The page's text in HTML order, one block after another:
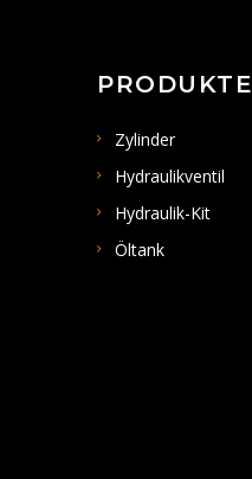
PRODUKTE
Zylinder
Hydraulikventil
Hydraulik-Kit
Öltank